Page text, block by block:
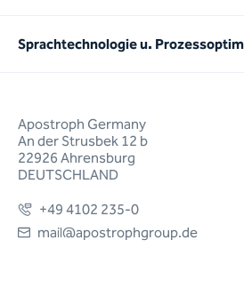
Apostroph Germany
An der Strusbek 12 b
22926 Ahrensburg
DEUTSCHLAND
+49 4102 235-0
mail@apostrophgroup.de
Sprachtechnologie u.